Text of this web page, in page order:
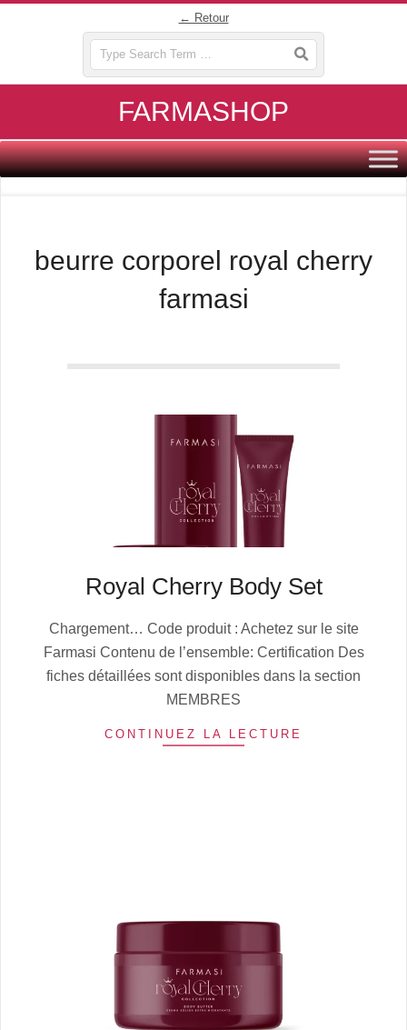
← Retour
FARMASHOP
Primary
Navigation
beurre corporel royal cherry
farmasi
Royal Cherry Body Set
10-
13
Chargement… Code produit : Achetez sur le site
Farmasi Contenu de l’ensemble: Certification Des
fiches détaillées sont disponibles dans la section
MEMBRES
CONTINUEZ LA LECTURE